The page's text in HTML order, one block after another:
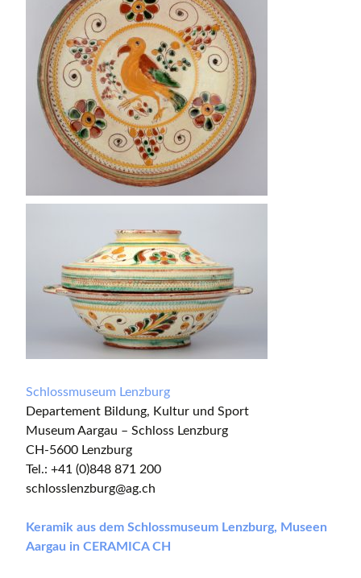
Schlossmuseum Lenzburg
Departement Bildung, Kultur und Sport
Museum Aargau – Schloss Lenzburg
CH-5600 Lenzburg
Tel.: +41 (0)848 871 200
schlosslenzburg@ag.ch
Keramik aus dem Schlossmuseum Lenzburg, Museen
Aargau in CERAMICA CH